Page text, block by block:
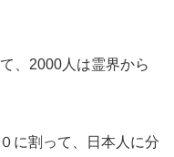
、2000人は霊界から
に割って、日本人に分